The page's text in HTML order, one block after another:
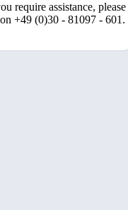
require assistance, please
+49 (0)30 - 81097 - 601.